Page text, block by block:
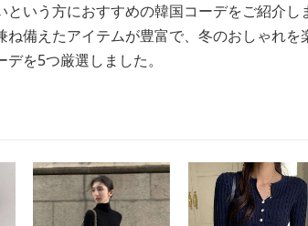
いう方におすすめの韓国コーデをご紹介し
備えたアイテムが豊富で、冬のおしゃれを
を5つ厳選しました。